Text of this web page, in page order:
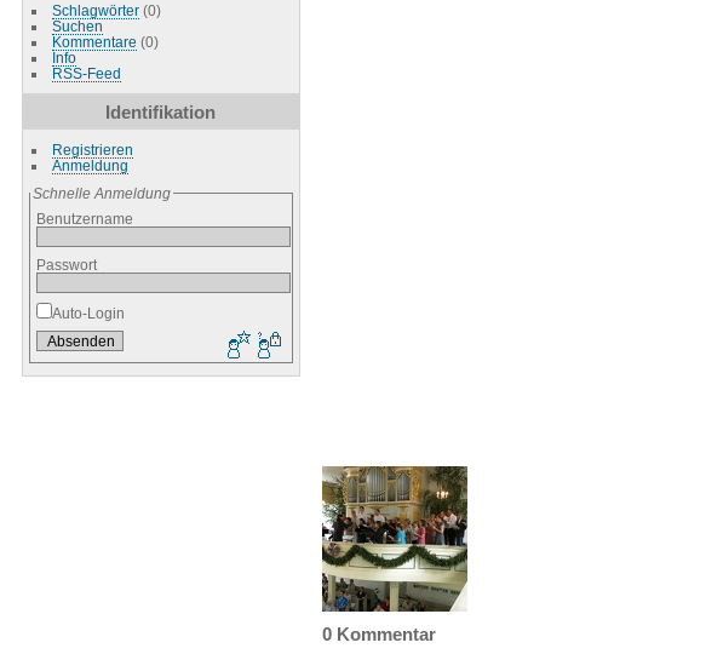
Schlagwörter(0)
Suchen
Kommentare (0)
Info
RSS-Feed
Identifikation
Registrieren
Anmeldung
Schnelle Anmeldung
Benutzername
Passwort
Auto-Login
0 Kommentar